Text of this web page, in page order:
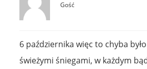
Gość
6 października więc to chyba
świeżymi śniegami, w każdym